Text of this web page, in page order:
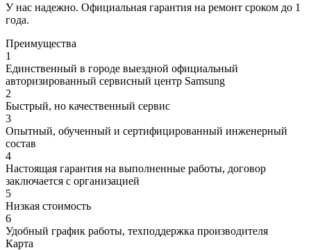
У нас надежно. Официальная гарантия на ремонт сроком до 1
года.
Преимущества
1
Единственный в городе выездной официальный
авторизированный сервисный центр Samsung
2
Быстрый, но качественный сервис
3
Опытный, обученный и сертифицированный инженерный
состав
4
Настоящая гарантия на выполненные работы, договор
заключается с организацией
5
Низкая стоимость
6
Удобный график работы, техподдержка производителя
Карта